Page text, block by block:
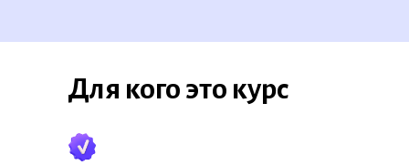
Для кого это курс